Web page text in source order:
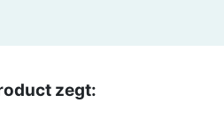
zegt: